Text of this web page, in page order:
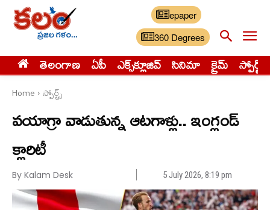
epaper
360 Degrees
తెలంగాణ ఏపీ ఎక్స్‌క్లూజివ్‌ సినిమా క్రైమ్ స్పోర్ట్స్
Home స్పోర్ట్స్‌
వయాగ్రా వాడుతున్న ఆటగాళ్లు.. ఇంగ్లండ్
క్లారిటీ
By Kalam Desk 5 July 2026, 8:19 pm